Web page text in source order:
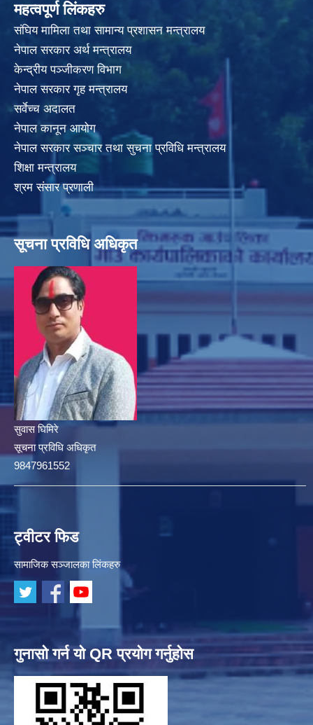
महत्वपूर्ण लिंकहरु
संघिय मामिला तथा सामान्य प्रशासन मन्त्रालय
नेपाल सरकार अर्थ मन्त्रालय
केन्द्रीय पञ्जीकरण विभाग
नेपाल सरकार गृह मन्त्रालय
सर्वेच्च अदालत
नेपाल कानून आयोग
नेपाल सरकार सञ्चार तथा सुचना प्रविधि मन्त्रालय
शिक्षा मन्त्रालय
श्रम संसार प्रणाली
सूचना प्रविधि अधिकृत
सुवास घिमिरे
सूचना प्रविधि अधिकृत
9847961552
ट्वीटर फिड
सामाजिक सञ्जालका लिंकहरु
गुनासो गर्न यो QR प्रयोग गर्नुहोस